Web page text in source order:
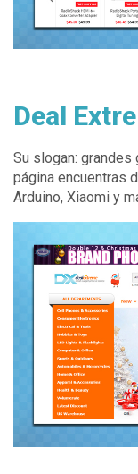
Deal
Su slogan:
página encuentras
Arduino, Xiaomi y